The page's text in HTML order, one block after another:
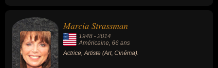
Marcia Strassman
1948 - 2014
Américaine , 66 ans
Actrice, Artiste (Art, Cinéma).